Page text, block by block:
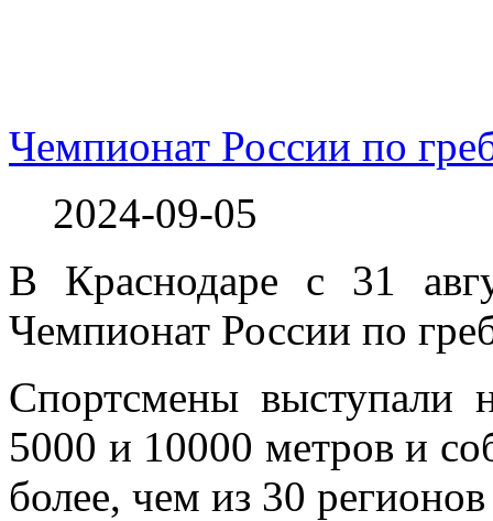
Чемпионат России по
2024-09-05
В Краснодаре с 31
Чемпионат России по
Спортсмены выступали
5000 и 10000 метров и
более, чем из 30